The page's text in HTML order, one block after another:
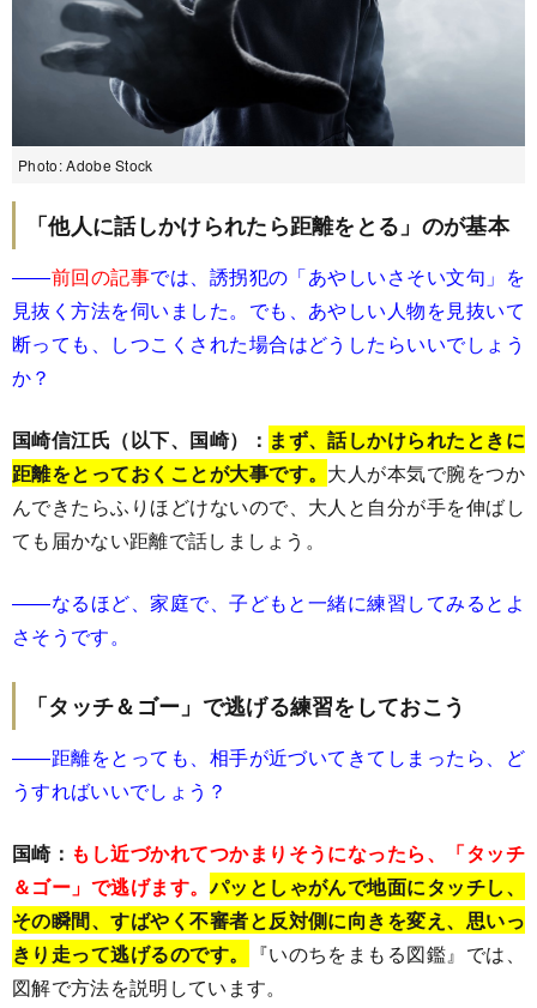
Photo: Adobe Stock
「他人に話しかけられたら距離をとる」のが基本
――前回の記事では、誘拐犯の「あやしいさそい文句」を
見抜く方法を伺いました。でも、あやしい人物を見抜いて
断っても、しつこくされた場合はどうしたらいいでしょう
か？
国崎信江氏（以下、国崎）： まず、話しかけられたときに
距離をとっておくことが大事です。 大人が本気で腕をつか
んできたらふりほどけないので、大人と自分が手を伸ばし
ても届かない距離で話しましょう。
――なるほど、家庭で、子どもと一緒に練習してみるとよ
さそうです。
「タッチ＆ゴー」で逃げる練習をしておこう
――距離をとっても、相手が近づいてきてしまったら、ど
うすればいいでしょう？
国崎： もし近づかれてつかまりそうになったら、「タッチ
＆ゴー」で逃げます。パッとしゃがんで地面にタッチし、
その瞬間、すばやく不審者と反対側に向きを変え、思いっ
きり走って逃げるのです。
『いのちをまもる図鑑』では、
図解で方法を説明しています。